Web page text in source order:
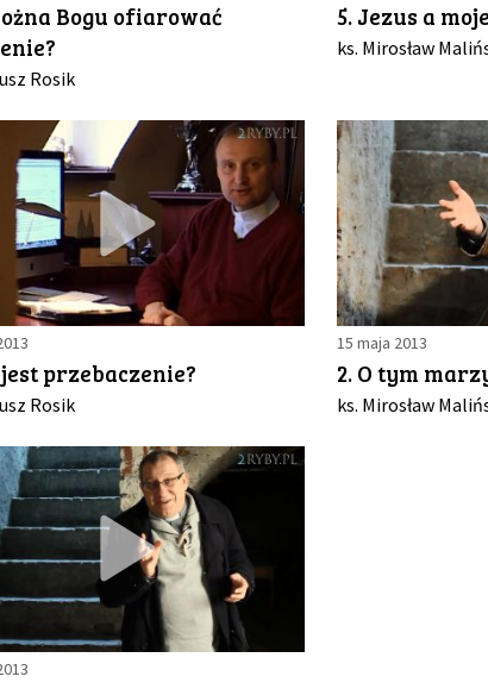
Bogu ofiarować
Rosik
5. Jezus a
ks. Mirosław
przebaczenie?
Rosik
15 maja 2013
2. O tym
ks. Mirosław